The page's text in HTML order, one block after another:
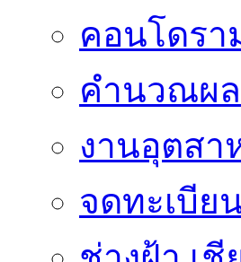
คอนโดรา
คำนวณผ
งานอุตสา
จดทะเบีย